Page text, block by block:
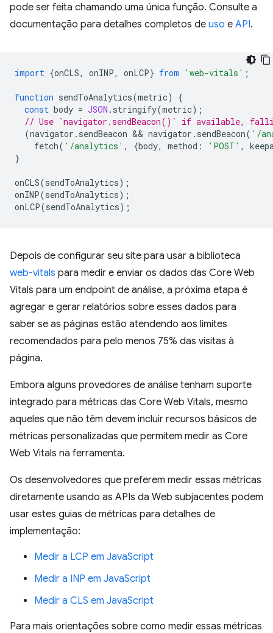
pode ser feita chamando uma única função. Consulte a
documentação para detalhes completos de uso e API.
import {onCLS, onINP, onLCP} from 'web-vitals' ;
function sendToAnalytics(metric)
{
const body = JSON . stringify(metric);
// Use `navigator.sendBeacon()` if available,
(navigator . sendBeacon && navigator . sendBeacon( '/
fetch( '/analytics' , {body, method : 'POST' ,
}
onCLS(sendToAnalytics);
onINP(sendToAnalytics);
onLCP(sendToAnalytics);
Depois de configurar seu site para usar a biblioteca
web-vitals para medir e enviar os dados das Core Web
Vitals para um endpoint de análise, a próxima etapa é
agregar e gerar relatórios sobre esses dados para
saber se as páginas estão atendendo aos limites
recomendados para pelo menos 75% das visitas à
página.
Embora alguns provedores de análise tenham suporte
integrado para métricas das Core Web Vitals, mesmo
aqueles que não têm devem incluir recursos básicos de
métricas personalizadas que permitem medir as Core
Web Vitals na ferramenta.
Os desenvolvedores que preferem medir essas métricas
diretamente usando as APIs da Web subjacentes podem
usar estes guias de métricas para detalhes de
implementação:
Medir a LCP em JavaScript
Medir a INP em JavaScript
Medir a CLS em JavaScript
Para mais orientações sobre como medir essas métricas